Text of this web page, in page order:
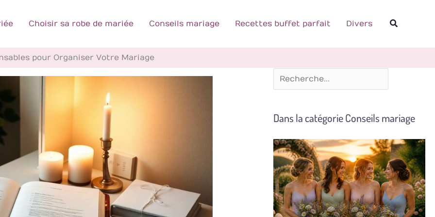
Choisir sa robe de mariée Conseils mariage Recettes buffet parfait Divers
pour Organiser Votre Mariage
e
e
h
r
Dans la catégorie Conseils mariage